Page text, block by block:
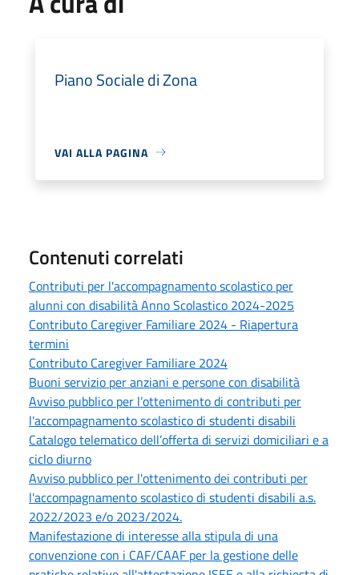
Piano Sociale di Zona
VAI ALLA PAGINA
Contenuti correlati
Contributi per l'accompagnamento scolastico per
alunni con disabilità Anno Scolastico 2024-2025
Contributo Caregiver Familiare 2024 - Riapertura
termini
Contributo Caregiver Familiare 2024
Buoni servizio per anziani e persone con disabilità
Avviso pubblico per l’ottenimento di contributi per
l'accompagnamento scolastico di studenti disabili
Catalogo telematico dell’offerta di servizi domiciliari e a
ciclo diurno
Avviso pubblico per l'ottenimento dei contributi per
l'accompagnamento scolastico di studenti disabili a.s.
2022/2023 e/o 2023/2024.
Manifestazione di interesse alla stipula di una
convenzione con i CAF/CAAF per la gestione delle